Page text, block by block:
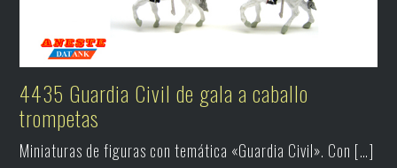
4435 Guardia Civil de gala a caballo
trompetas
Miniaturas de figuras con temática «Guardia Civil». Con […]